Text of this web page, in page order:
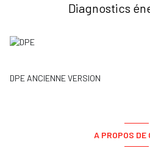
Diagnostics
DPE ANCIENNE VERSION
A PROPOS DE